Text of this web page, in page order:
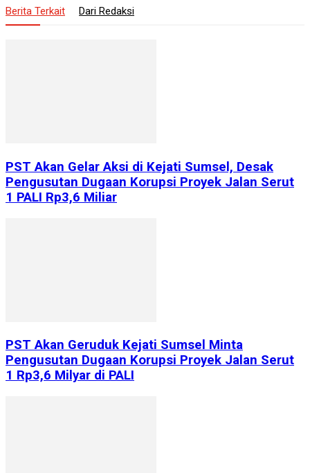
Berita Terkait Dari Redaksi
PST Akan Gelar Aksi di Kejati Sumsel, Desak
Pengusutan Dugaan Korupsi Proyek Jalan Serut
1 PALI Rp3,6 Miliar
PST Akan Geruduk Kejati Sumsel Minta
Pengusutan Dugaan Korupsi Proyek Jalan Serut
1 Rp3,6 Milyar di PALI